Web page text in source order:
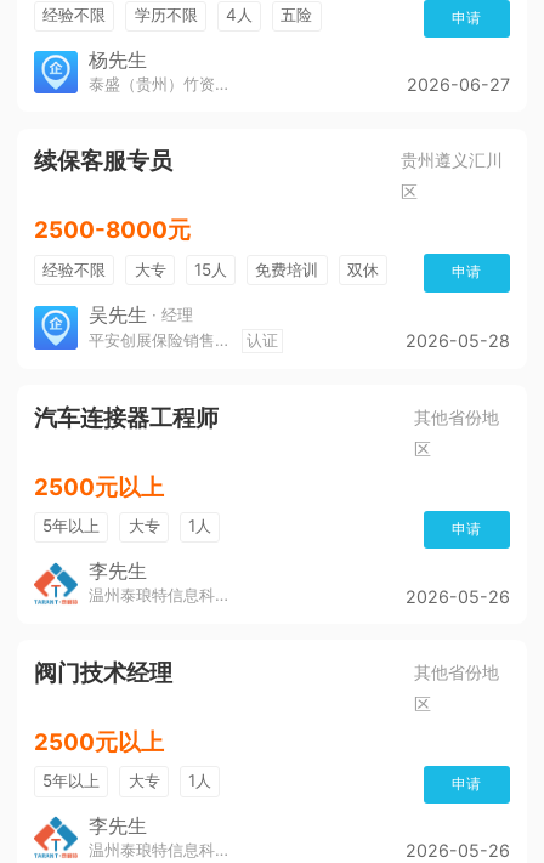
经验不限 学历不限 4人 五险 申请
杨先生
泰盛（贵州）竹资源发展有限公司 2026-06-27
续保客服专员
贵州遵义汇川
区
2500-8000元
经验不限 大专 15人 免费培训
双休
加班费
朝九晚五
申请
吴先生 · 经理
平安创展保险销售服务有限公司遵义分公司
认证 2026-05-28
汽车连接器工程师
其他省份地
区
2500元以上
5年以上 大专 1人 申请
李先生
温州泰琅特信息科技有限公司 2026-05-26
阀门技术经理
其他省份地
区
2500元以上
5年以上 大专 1人 申请
李先生
温州泰琅特信息科技有限公司 2026-05-26